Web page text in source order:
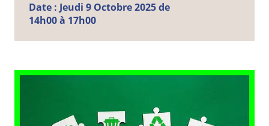
Date : Jeudi 9 Octobre2025 de
14h00 à 17h00